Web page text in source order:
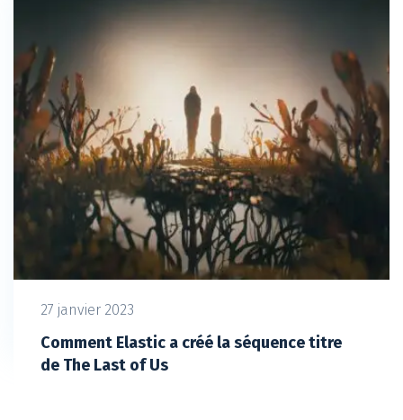
27 janvier 2023
Comment Elastic a créé la séquence titre
de The Last of Us